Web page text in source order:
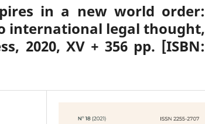
in a new world order:
international legal thought,
2020, XV + 356 pp. [ISBN: